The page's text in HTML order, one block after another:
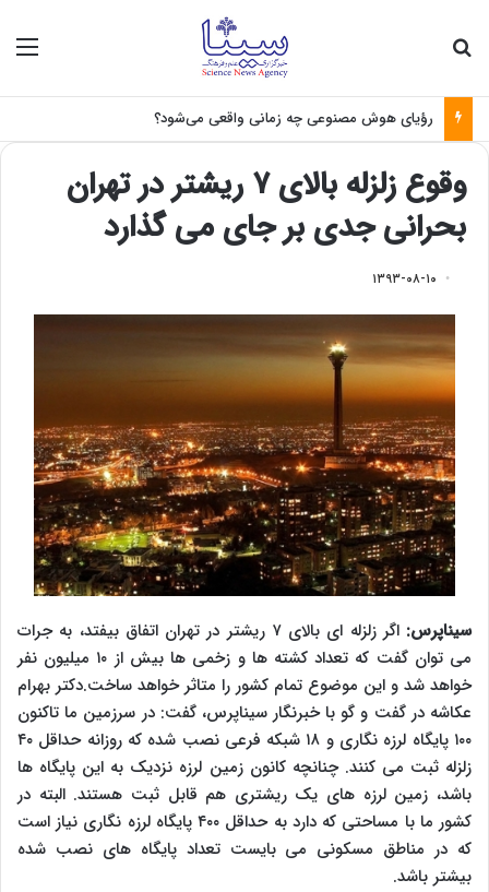
رؤیای هوش مصنوعی چه زمانی واقعی می‌شود؟
وقوع زلزله بالای ۷ ریشتر در تهران
بحرانی جدی بر جای می گذارد
۱۳۹۳-۰۸-۱۰
سیناپرس:
اگر زلزله ای بالای ۷ ریشتر در تهران اتفاق بیفتد، به جرات
می توان گفت که تعداد کشته ها و زخمی ها بیش از ۱۰ میلیون نفر
خواهد شد و این موضوع تمام کشور را متاثر خواهد ساخت.دکتر بهرام
عکاشه در گفت و گو با خبرنگار سیناپرس، گفت: در سرزمین ما تاکنون
۱۰۰ پایگاه لرزه نگاری و ۱۸ شبکه فرعی نصب شده که روزانه حداقل ۴۰
زلزله ثبت می کنند. چنانچه کانون زمین لرزه نزدیک به این پایگاه ها
باشد، زمین لرزه های یک ریشتری هم قابل ثبت هستند. البته در
کشور ما با مساحتی که دارد به حداقل ۴۰۰ پایگاه لرزه نگاری نیاز است
که در مناطق مسکونی می بایست تعداد پایگاه های نصب شده
بیشتر باشد.